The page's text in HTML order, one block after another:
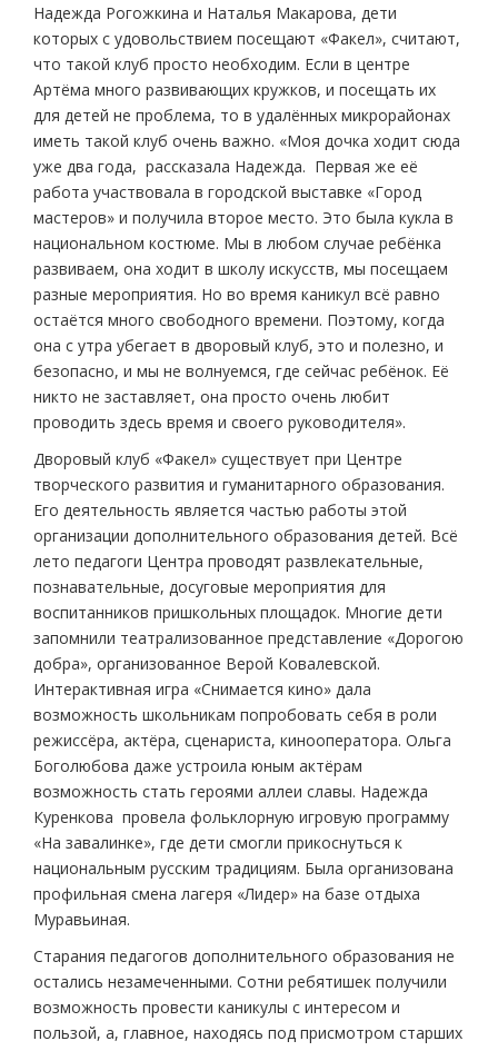
Надежда Рогожкина и Наталья Макарова, дети
которых с удовольствием посещают «Факел», считают,
что такой клуб просто необходим. Если в центре
Артёма много развивающих кружков, и посещать их
для детей не проблема, то в удалённых микрорайонах
иметь такой клуб очень важно. «Моя дочка ходит сюда
уже два года, ­ рассказала Надежда. ­ Первая же её
работа участвовала в городской выставке «Город
мастеров» и получила второе место. Это была кукла в
национальном костюме. Мы в любом случае ребёнка
развиваем, она ходит в школу искусств, мы посещаем
разные мероприятия. Но во время каникул всё равно
остаётся много свободного времени. Поэтому, когда
она с утра убегает в дворовый клуб, это и полезно, и
безопасно, и мы не волнуемся, где сейчас ребёнок. Её
никто не заставляет, она просто очень любит
проводить здесь время и своего руководителя».
Дворовый клуб «Факел» существует при Центре
творческого развития и гуманитарного образования.
Его деятельность является частью работы этой
организации дополнительного образования детей. Всё
лето педагоги Центра проводят развлекательные,
познавательные, досуговые мероприятия для
воспитанников пришкольных площадок. Многие дети
запомнили театрализованное представление «Дорогою
добра», организованное Верой Ковалевской.
Интерактивная игра «Снимается кино» дала
возможность школьникам попробовать себя в роли
режиссёра, актёра, сценариста, кинооператора. Ольга
Боголюбова даже устроила юным актёрам
возможность стать героями аллеи славы. Надежда
Куренкова провела фольклорную игровую программу
«На завалинке», где дети смогли прикоснуться к
национальным русским традициям. Была организована
профильная смена лагеря «Лидер» на базе отдыха
Муравьиная.
Старания педагогов дополнительного образования не
остались незамеченными. Сотни ребятишек получили
возможность провести каникулы с интересом и
пользой, а, главное, находясь под присмотром старших